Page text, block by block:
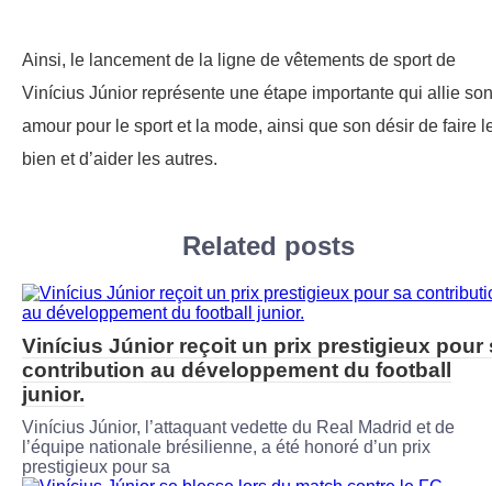
Ainsi, le lancement de la ligne de vêtements de sport de
Vinícius Júnior représente une étape importante qui allie son
amour pour le sport et la mode, ainsi que son désir de faire
bien et d’aider les autres.
Related posts
Vinícius Júnior reçoit un prix prestigieux pour
contribution au développement du football
junior.
Vinícius Júnior, l’attaquant vedette du Real Madrid et de
l’équipe nationale brésilienne, a été honoré d’un prix
prestigieux pour sa